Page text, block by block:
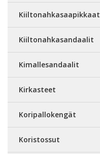
Kiiltonahkasaapikkaat
Kiiltonahkasandaalit
Kimallesandaalit
Kirkasteet
Koripallokengät
Koristossut